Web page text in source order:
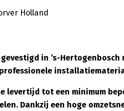
Holland
in ‘s-
levertijd tot een minimum
Dankzij een hoge